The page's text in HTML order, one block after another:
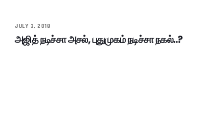
JULY 3, 2018
அஜித் நடிச்சா அசல், புதுமுகம் நடிச்சா நகல்..?